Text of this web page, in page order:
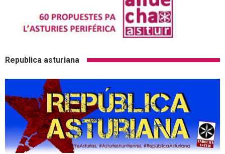
Republica asturiana